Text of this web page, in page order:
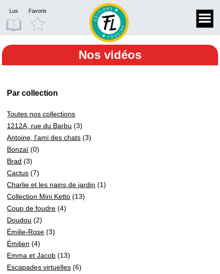
Lus Favoris
Nos vidéos
Par collection
Toutes nos collections
1212A, rue du Barbu (3)
Antoine, l'ami des chats (3)
Bonzaï (0)
Brad (3)
Cactus (7)
Charlie et les nains de jardin (1)
Collection Mini Ketto (13)
Coup de foudre (4)
Doudou (2)
Émilie-Rose (3)
Émilien (4)
Emma et Jacob (13)
Escapades virtuelles (6)